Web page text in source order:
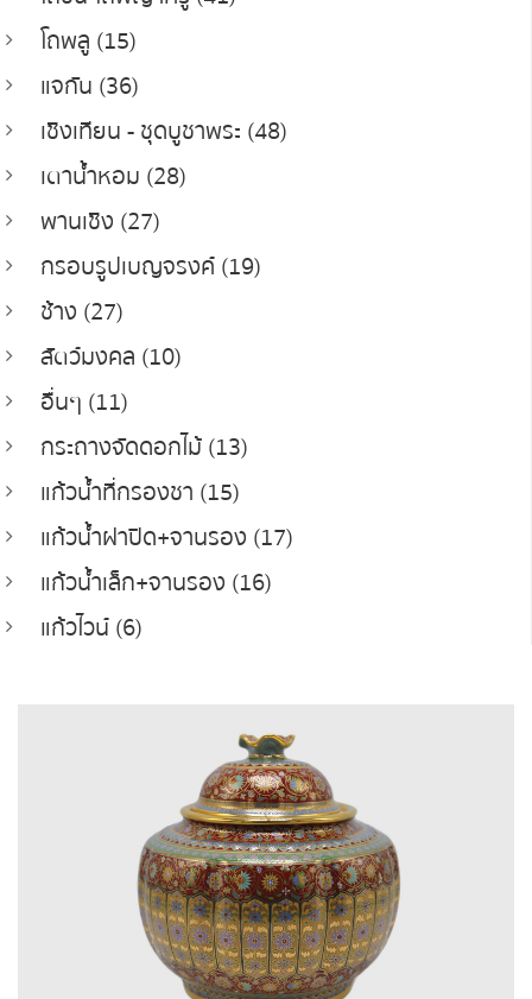
โถพลู (15)
แจกัน (36)
เชิงเทียน - ชุดบูชาพระ (48)
เตาน้ำหอม (28)
พานเชิง (27)
กรอบรูปเบญจรงค์ (19)
ช้าง (27)
สัตว์มงคล (10)
อื่นๆ (11)
กระถางจัดดอกไม้ (13)
แก้วน้ำที่กรองชา (15)
แก้วน้ำฝาปิด+จานรอง (17)
แก้วน้ำเล็ก+จานรอง (16)
แก้วไวน์ (6)